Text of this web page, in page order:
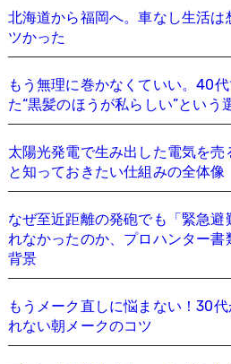
北海道から福岡へ。車なし生活は
ツかった
もう無理に巻かなくていい。40
た“黒髪のほうが私らしい”という
太陽光発電で生み出した電気を売
と知っておきたい仕組みの全体像
なぜ至近距離の発砲でも「緊急避
れなかったのか、プロハンター書
背景
もうメーク直しに悩まない！30
れない朝メークのコツ